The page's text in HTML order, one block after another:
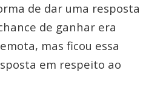
de dar uma resposta
de ganhar era
mas ficou essa
em respeito ao